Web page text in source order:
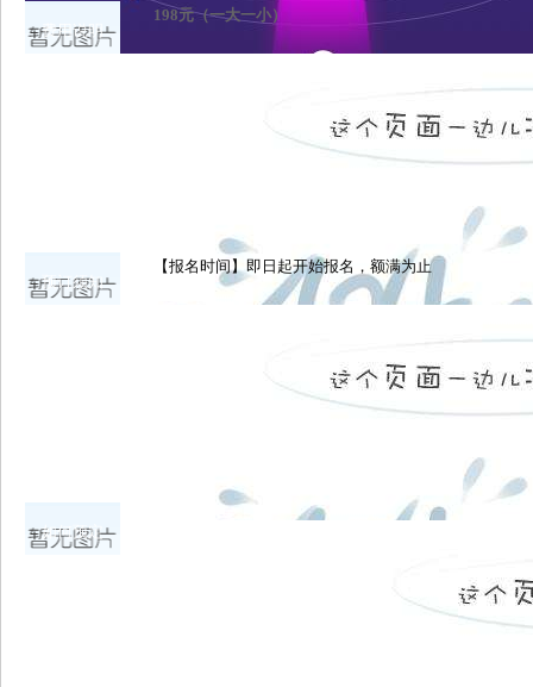
费用说明
198元（一大一小）
预订须知
【报名时间】即日起开始报名，额满为止
如何预定